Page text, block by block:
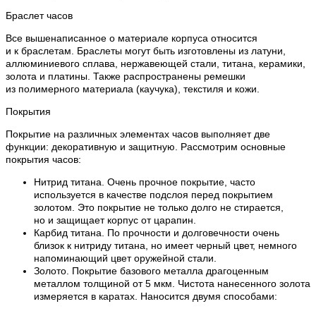
Браслет часов
Все вышенаписанное о материале корпуса относится
и к браслетам. Браслеты могут быть изготовлены из латуни,
аллюминиевого сплава, нержавеющей стали, титана, керамики,
золота и платины. Также распространены ремешки
из полимерного материала (каучука), текстиля и кожи.
Покрытия
Покрытие на различных элементах часов выполняет две
функции: декоративную и защитную. Рассмотрим основные
покрытия часов:
Нитрид титана. Очень прочное покрытие, часто
используется в качестве подслоя перед покрытием
золотом. Это покрытие не только долго не стирается,
но и защищает корпус от царапин.
Карбид титана. По прочности и долговечности очень
близок к нитриду титана, но имеет черный цвет, немного
напоминающий цвет оружейной стали.
Золото. Покрытие базового металла драгоценным
металлом толщиной от 5 мкм. Чистота нанесенного золота
измеряется в каратах. Наносится двумя способами: